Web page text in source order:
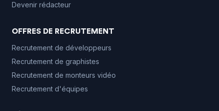
Devenir rédacteur
OFFRES DE RECRUTEMENT
Recrutement de développeurs
Recrutement de graphistes
Recrutement de monteurs vidéo
Recrutement d'équipes